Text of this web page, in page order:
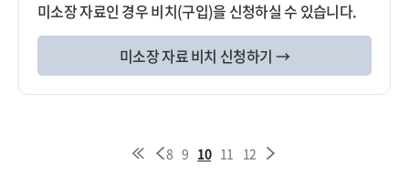
미소장 자료인 경우 비치(구입)을 신청하실 수 있습니다.
미소장 자료 비치 신청하기 →
8 9 10 11 12